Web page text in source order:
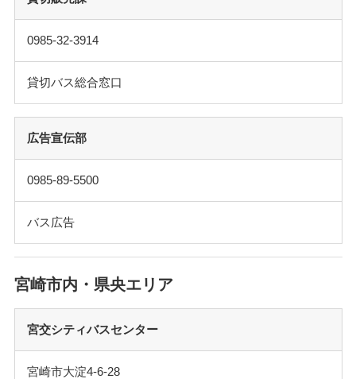
0985-32-3914
貸切バス総合窓口
広告宣伝部
0985-89-5500
バス広告
宮崎市内・県央エリア
宮交シティバスセンター
宮崎市大淀4-6-28